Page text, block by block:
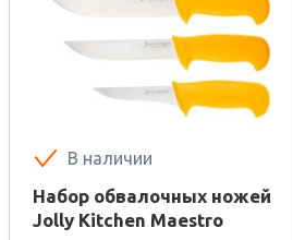
В наличии
Набор обвалочных ножей
Jolly Kitchen Maestro